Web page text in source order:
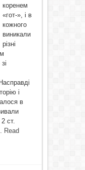
коренем
«гот-», і в
кожного
виникали
різні
і
в
ст.
Read